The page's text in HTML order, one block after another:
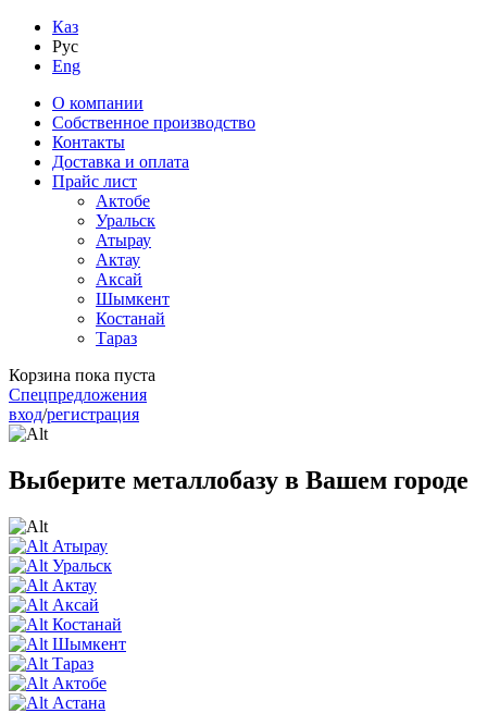
Каз
Рус
Eng
О компании
Собственное производство
Контакты
Доставка и оплата
Прайс лист
Актобе
Уральск
Атырау
Актау
Аксай
Шымкент
Костанай
Тараз
Корзина пока пуста
Спецпредложения
вход/регистрация
Выберите металлобазу в Вашем городе
Атырау
Уральск
Актау
Аксай
Костанай
Шымкент
Тараз
Актобе
Астана